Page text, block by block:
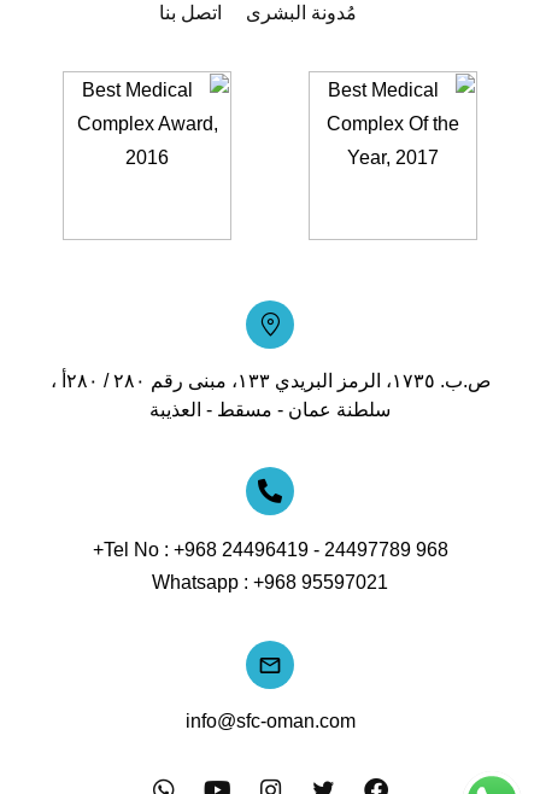
مُدونة البشرى
اتصل بنا
ص.ب. ١٧٣٥، الرمز البريدي ١٣٣، مبنى رقم ٢٨٠ / ٢٨٠أ ،
سلطنة عمان - مسقط - العذيبة
Tel No : +968 24496419 -24497789 968+
Whatsapp : +968 95597021
info@sfc-oman.com